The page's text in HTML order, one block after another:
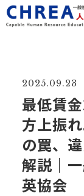
2025.09.23
最低賃
方上振
の罠、
解説｜
英協会